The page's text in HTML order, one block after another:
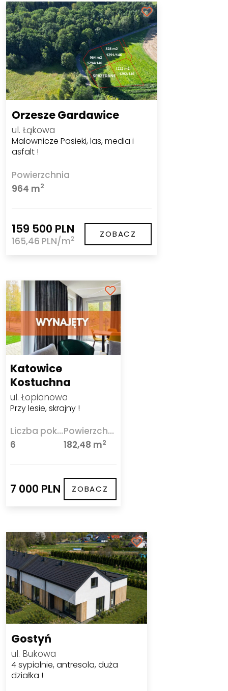
Orzesze Gardawice
ul. Łąkowa
Malownicze Pasieki, las, media i
asfalt !
Powierzchnia
964 m2
159 500 PLN
165,46 PLN/m2 ZOBACZ
Katowice
Kostuchna
ul. Łopianowa
Przy lesie, skrajny !
Liczba pokoi
6
Powierzchnia
182,48 m2
7 000 PLN ZOBACZ
Gostyń
ul. Bukowa
4 sypialnie, antresola, duża
działka !